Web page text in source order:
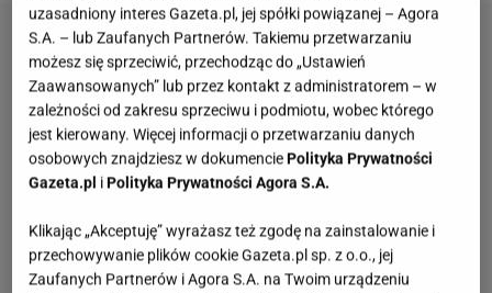
uzasadniony interes Gazeta.pl, jej spółki powiązanej – Agora
S.A. – lub Zaufanych Partnerów. Takiemu przetwarzaniu
możesz się sprzeciwić, przechodząc do „Ustawień
Zaawansowanych” lub przez kontakt z administratorem – w
zależności od zakresu sprzeciwu i podmiotu, wobec którego
jest kierowany. Więcej informacji o przetwarzaniu danych
osobowych znajdziesz w dokumencie Polityka Prywatności
Gazeta.pl i Polityka Prywatności Agora S.A.
Klikając „Akceptuję” wyrażasz też zgodę na zainstalowanie i
przechowywanie plików cookie Gazeta.pl sp. z o.o., jej
Zaufanych Partnerów i Agora S.A. na Twoim urządzeniu